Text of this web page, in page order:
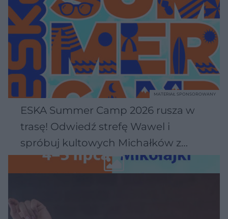
ESKA Summer Camp 2026 rusza w
trasę! Odwiedź strefę Wawel i
spróbuj kultowych Michałków z
Wawelu
MATERIAŁ SPONSOROWANY